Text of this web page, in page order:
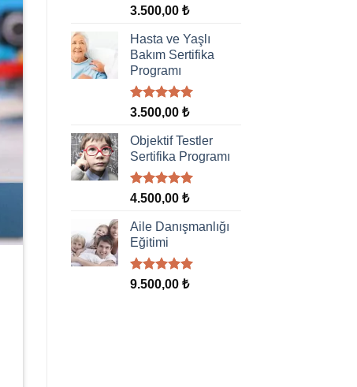
5 üzerinden
oy
aldı
3.500,00 ₺
Hasta ve Yaşlı
Bakım Sertifika
Programı
5 üzerinden
oy
aldı
3.500,00 ₺
Objektif Testler
Sertifika Programı
5 üzerinden
oy
aldı
4.500,00 ₺
Aile Danışmanlığı
Eğitimi
5 üzerinden
oy
9.500,00 ₺